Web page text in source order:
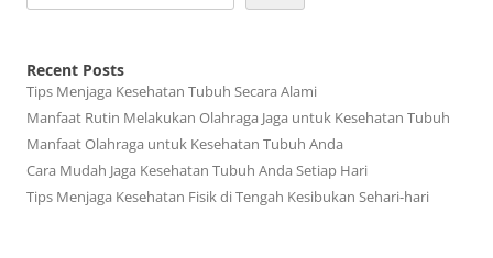
Recent Posts
Tips Menjaga Kesehatan Tubuh Secara Alami
Manfaat Rutin Melakukan Olahraga Jaga untuk Kesehatan Tubuh
Manfaat Olahraga untuk Kesehatan Tubuh Anda
Cara Mudah Jaga Kesehatan Tubuh Anda Setiap Hari
Tips Menjaga Kesehatan Fisik di Tengah Kesibukan Sehari-hari